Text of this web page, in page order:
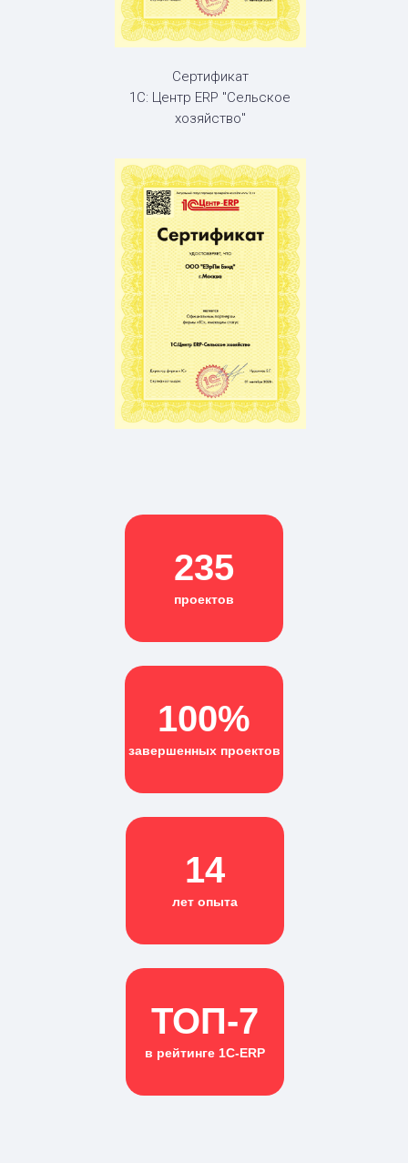
Сертификат
1С: Центр ERP "Сельское
хозяйство"
проектов
235
завершенных проектов
100%
ТОП-7
в рейтинге 1С-ERP
лет опыта
14